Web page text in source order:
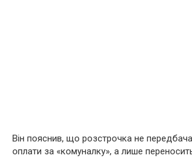
Він пояснив, що розстрочка не
оплати за «комуналку», а лише